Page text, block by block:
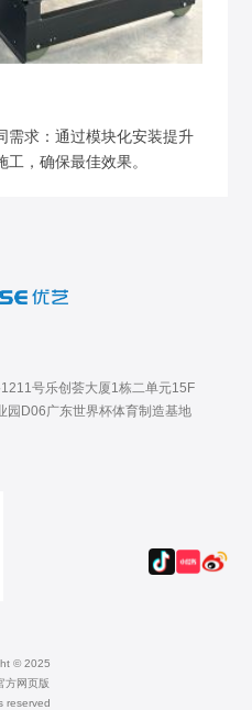
需求：通过模块化安装提升
，确保最佳效果。
号乐创荟大厦1栋二单元15F
园D06广东世界杯体育制造基地
© 2025
方网页版
reserved